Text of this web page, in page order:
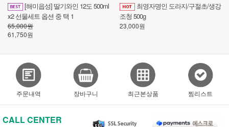
[해미읍성] 딸기와인 12도 500ml
x2 선물세트 옵션 중 택 1
65,000원
61,750원
최영자명인 도라지/구절초/생강
조청 500g
23,000원
주문내역 장바구니 최근본상품 찜리스트
CALL CENTER